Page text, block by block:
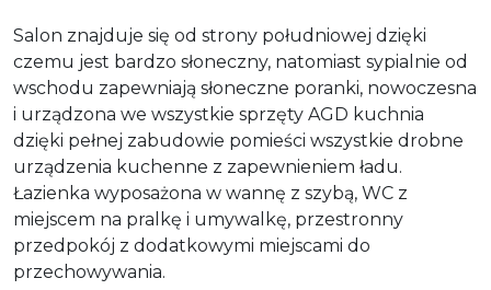
Salon znajduje się od strony południowej dzięki
czemu jest bardzo słoneczny, natomiast sypialnie od
wschodu zapewniają słoneczne poranki, nowoczesna
i urządzona we wszystkie sprzęty AGD kuchnia
dzięki pełnej zabudowie pomieści wszystkie drobne
urządzenia kuchenne z zapewnieniem ładu.
Łazienka wyposażona w wannę z szybą, WC z
miejscem na pralkę i umywalkę, przestronny
przedpokój z dodatkowymi miejscami do
przechowywania.